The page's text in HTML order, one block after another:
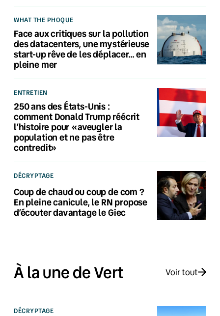
WHAT THE PHOQUE
Face aux critiques sur la pollution
des datacenters, une mystérieuse
start-up rêve de les déplacer… en
pleine mer
ENTRETIEN
250 ans des États-Unis :
comment Donald Trump réécrit
l’histoire pour «aveugler la
population et ne pas être
contredit»
DÉCRYPTAGE
Coup de chaud ou coup de com ?
En pleine canicule, le RN propose
d’écouter davantage le Giec
À la une de Vert Voir tout
DÉCRYPTAGE